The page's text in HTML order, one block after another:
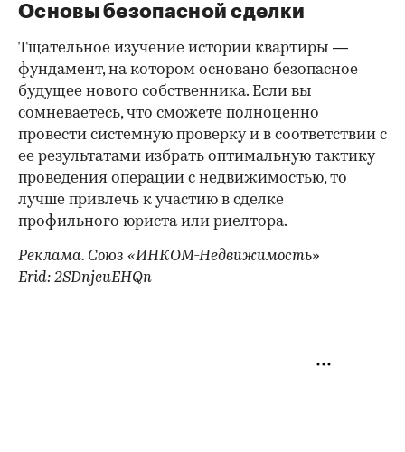
Основы безопасной сделки
Тщательное изучение истории квартиры —
фундамент, на котором основано безопасное
будущее нового собственника. Если вы
сомневаетесь, что сможете полноценно
провести системную проверку и в соответствии с
ее результатами избрать оптимальную тактику
проведения операции с недвижимостью, то
лучше привлечь к участию в сделке
профильного юриста или риелтора.
Реклама. Союз «ИНКОМ-Недвижимость»
Erid: 2SDnjeuEHQn